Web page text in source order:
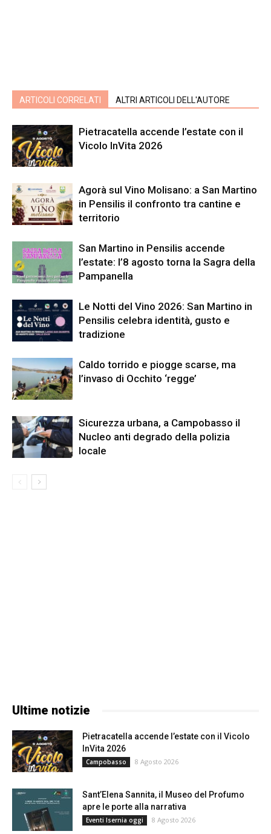
ARTICOLI CORRELATI ALTRI ARTICOLI DELL'AUTORE
Pietracatella accende l’estate con il
Vicolo InVita 2026
Agorà sul Vino Molisano: a San Martino
in Pensilis il confronto tra cantine e
territorio
San Martino in Pensilis accende
l’estate: l’8 agosto torna la Sagra della
Pampanella
Le Notti del Vino 2026: San Martino in
Pensilis celebra identità, gusto e
tradizione
Caldo torrido e piogge scarse, ma
l’invaso di Occhito ‘regge’
Sicurezza urbana, a Campobasso il
Nucleo anti degrado della polizia
locale
Ultime notizie
Pietracatella accende l’estate con il Vicolo
InVita 2026
Campobasso 8 Agosto 2026
Sant’Elena Sannita, il Museo del Profumo
apre le porte alla narrativa
Eventi Isernia oggi 8 Agosto 2026